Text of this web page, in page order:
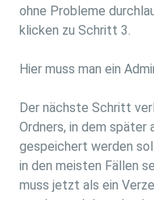
ohne Probleme
klicken zu Schritt 3.
Hier muss man ein
Der nächste Schritt
Ordners, in dem später
gespeichert werden
in den meisten Fällen
muss jetzt als ein